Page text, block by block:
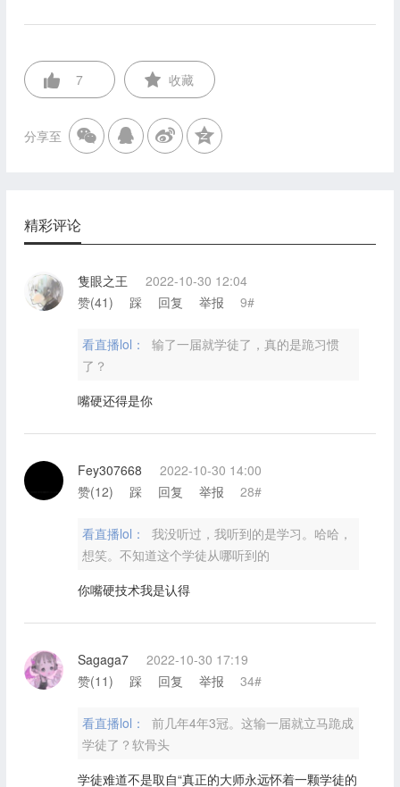
7 收藏
分享至
精彩评论
隻眼之王
2022-10-30 12:04
赞(41) 踩 回复 举报 9#
看直播lol：
输了一届就学徒了，真的是跪习惯
了？
嘴硬还得是你
Fey307668
2022-10-30 14:00
赞(12) 踩 回复 举报 28#
看直播lol：
我没听过，我听到的是学习。哈哈，
想笑。不知道这个学徒从哪听到的
你嘴硬技术我是认得
Sagaga7
2022-10-30 17:19
赞(11) 踩 回复 举报 34#
看直播lol：
前几年4年3冠。这输一届就立马跪成
学徒了？软骨头
学徒难道不是取自“真正的大师永远怀着一颗学徒的